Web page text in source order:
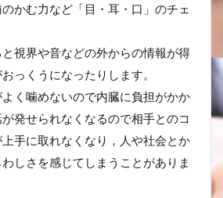
かむ力など「目・耳・口」のチェ
視界や音などの外からの情報が得
っくうになったりします。
く噛めないので内臓に負担がかか
発せられなくなるので相手とのコ
手に取れなくなり，人や社会とか
しさを感じてしまうことがありま